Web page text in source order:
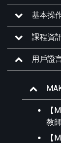
基本操
課程資
用戶證
【
教
【